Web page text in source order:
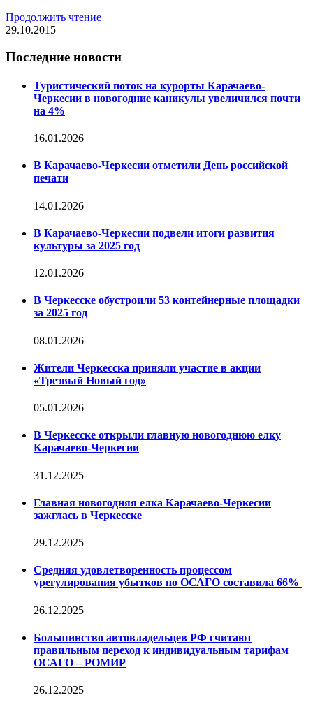
Продолжить чтение
29.10.2015
Последние новости
Туристический поток на курорты Карачаево-
Черкесии в новогодние каникулы увеличился почти
на 4%
16.01.2026
В Карачаево-Черкесии отметили День российской
печати
14.01.2026
В Карачаево-Черкесии подвели итоги развития
культуры за 2025 год
12.01.2026
В Черкесске обустроили 53 контейнерные площадки
за 2025 год
08.01.2026
Жители Черкесска приняли участие в акции
«Трезвый Новый год»
05.01.2026
В Черкесске открыли главную новогоднюю елку
Карачаево-Черкесии
31.12.2025
Главная новогодняя елка Карачаево-Черкесии
зажглась в Черкесске
29.12.2025
Средняя удовлетворенность процессом
урегулирования убытков по ОСАГО составила 66%
26.12.2025
Большинство автовладельцев РФ считают
правильным переход к индивидуальным тарифам
ОСАГО – РОМИР
26.12.2025